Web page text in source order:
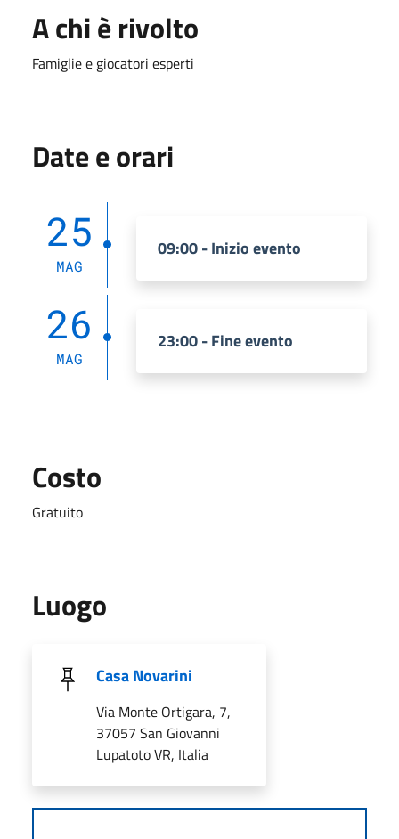
A chi è rivolto
Famiglie e giocatori esperti
Date e orari
25
MAG
09:00 - Inizio evento
26
MAG
23:00 - Fine evento
Costo
Gratuito
Luogo
Casa Novarini
Via Monte Ortigara, 7,
37057 San Giovanni
Lupatoto VR, Italia